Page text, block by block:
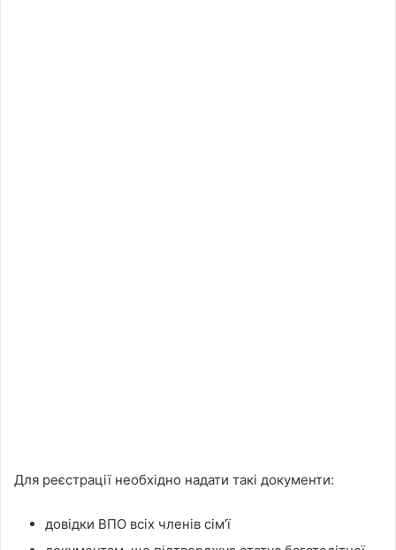
Для реєстрації необхідно надати такі документи:
довідки ВПО всіх членів сімʼї